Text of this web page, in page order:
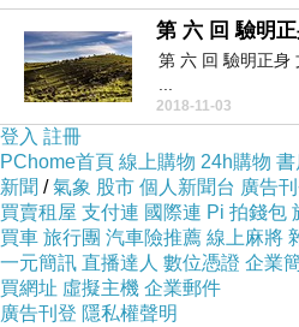
第 六 回 驗明
第 六 回 驗明正身
2018-11-03
登入 註冊
PChome首頁 線上購物 24h購物 書
新聞 /氣象 股市 個人新聞台 廣告
買賣租屋 支付連 國際連 Pi 拍錢包
買車 旅行團 汽車險推薦 線上麻將
一元簡訊 直播達人 數位憑證 企業
買網址 虛擬主機 企業郵件
廣告刊登 隱私權聲明